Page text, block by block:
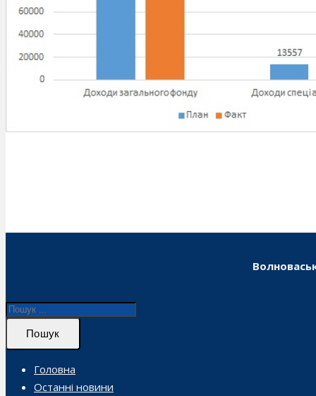
Пошук
Головна
Останні новини